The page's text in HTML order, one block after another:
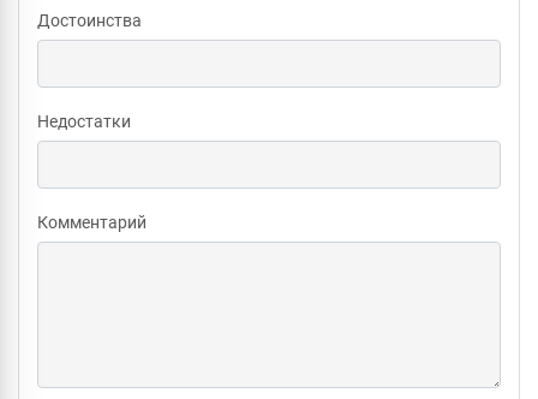
Достоинства
Недостатки
Комментарий